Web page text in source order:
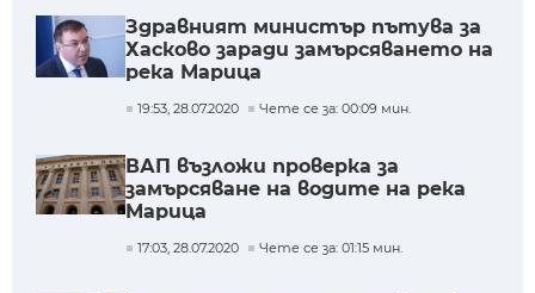
Здравният министър пътува за
Хасково заради замърсяването на
река Марица
19:53, 28.07.2020 Чете се за: 00:09 мин.
ВАП възложи проверка за
замърсяване на водите на река
Марица
17:03, 28.07.2020 Чете се за: 01:15 мин.